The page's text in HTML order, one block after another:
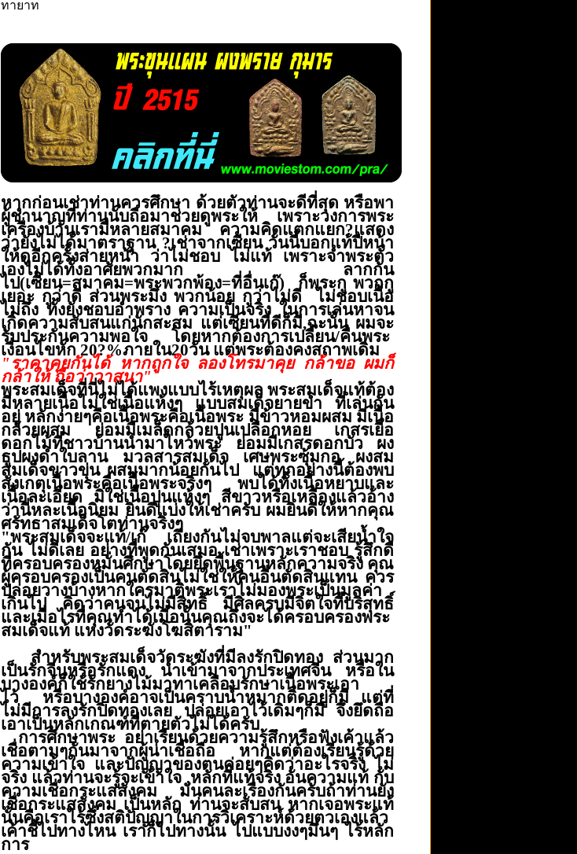
ทายาท
หากก่อนเช่าท่านควรศึกษา ด้วยตัวท่านจะดีที่สุด หรือพา
ผู้ชำนาญที่ท่านนับถือมาช่วยดูพระให้ เพราะวงการพระ
เครื่องบ้านเรามีหลายสมาคม ความคิดแตกแยก?แสดง
ว่ายังไม่ได้มาตราฐาน ?เช่าจากเซียนวันนี้บอกแท้ปีหน้า
ให้ดูอีกครั้งส่ายหน้า ว่าไม่ชอบ ไม่แท้ เพราะจำพระตัว
เองไม่ได้ทั้งอาศัยพวกมาก ลากกัน
ไป(เซียน=สมาคม=พระพวกพ้อง=ที่อื่นเก๊) ก็พระกู พวกกู
เยอะ กูว่าดี ส่วนพระมึง พวกน้อย กูว่าไม่ดี ไม่ชอบเนื้อ
ไม่ถึง ทั้งยังชอบอำพราง ความเป็นจริงในการเล่นหาจน
เกิดความสับสนแก่นักสะสม แต่เซียนที่ดีก็มี,ฉะนั้น ผมจะ
รับประกันความพอใจ โดยหากต้องการเปลี่ยน/คืนพระ
เงื่อนไขหัก20?%ภายใน20วัน แต่พระต้องคงสถาพเดิม
"ราคาคุยกันได้ หากถูกใจ ลองโทรมาคุย กล้าขอ ผมก็
กล้าให้ ถือว่าวาสนา"
พระสมเด็จที่นี่ไม่ได้แพงแบบไร้เหตุผล พระสมเด็จแท้ต้อง
มีหลายเนื้อไม่ใช่่เนื้อแห้งๆ แบบสมเด็จยายขำ ที่เล่นกัน
อยู่ หลักง่ายๆคือเนื้อพระคือเนื้อพระ มีข้าวหอมผสม มีเนื้อ
กล้วยผสม ย่อมมีเมล็ดกล้วยปูนเปลือกหอยเกสรเยื่อ
ดอกไม้ที่ชาวบ้านนำมาไหว้พระ ย่อมมีเกสรดอกบัว ผง
ธูปผงดำใบลานมวลสารสมเด็จ เศษพระซุ้มกอ ผงสม
สมเด็จขาวขุ่น ผสมมากน้อยกันไป แต่ทุกอย่างนี้ต้องพบ
สังเกตุเนื้อพระคือเนื้อพระจริงๆ พบได้ทั้งเนื้อหยาบและ
เนื้อละเอียด มิใช่เนื้อปูนแห้งๆ สีขาวหรือเหลืองแล้วอ้าง
ว่านี่หละเนื้อนิยม ยินดีแบ่งให้เช่าครับ ผมยินดีให้หากคุณ
ศรัทธาสมเด็จโตท่านจริงๆ
"พระสมเด็จจะแท้/เก๊เถียงกันไม่จบพาลแต่จะเสียน้ำใจ
กันไม่ดีเลย อย่างที่พูดกันเสมอเช่าเพราะเราชอบรู้สึกดี
ที่ครอบครองหมั่นศึกษาโดยยึดพื้นฐานหลักความจริง คุณ
ผู้ครอบครองเป็นคนตัดสินไม่ใช่ให้คนอื่นตัดสินแทน ควร
ปล่อยวางบ้างหากใครมาติพระเราไม่มองพระเป็นมูลค่า
เกินไป คิดว่าคนจนไม่มีสิทธิ์ มีศิลครบมีจิตใจที่บริสุทธิ์
และเมื่อไรที่คุณทำได้เมื่อนั้นคุณถึงจะได้ครอบครองพระ
สมเด็จแท้ แห่งวัดระฆังโฆสิตาราม"
สำหรับพระสมเด็จวัดระฆังที่มีลงรักปิดทอง ส่วนมาก
เป็นรักจีนหรือรักแดง นำเข้ามาจากประเทศจีน หรือใน
บางองค์ก็ใช้รักยางไม้มาทาเคลือบรักษาเนื้อพระเอา
ไว้ หรือบางองค์อาจเป็นคราบน้ำหมากติดอยู่ก็มี แต่ที่
ไม่มีการลงรักปิดทองเลย ปล่อยเอาไว้เดิมๆก็มี จึงยึดถือ
เอาเป็นหลักเกณฑ์ที่ตายตัวไม่ได้ครับ
การศึกษาพระ อย่าเรียนด้วยความรู้สึกหรือฟังเค้าแล้ว
เชื่อตามๆกันมาจากผู้น่าเชื่อถือ หากแต่ต้องเรียนรู้ด้วย
ความเข้าใจ และปัญญาของตนค่อยๆคิดว่าอะไรจริง ไม่
จริง แล้วท่านจะรู้จะเข้าใจ ,หลักที่แท้จริง อันความแท้ กับ
ความเชื่อกระแสสังคม มันคนละเรื่องกันครับถ้าท่านยัง
เชื่อกระแสสังคม เป็นหลัก ท่านจะสับสน หากเจอพระแท้
นั้นคือเราไร้ซึ่งสติปัญญาในการวิเคราะห์ด้วยตวเองแล้ว
เค้าชี้ไปทางไหน เราก็ไปทางนั้น ไปแบบงงๆมึนๆ ไร้หลัก
การ